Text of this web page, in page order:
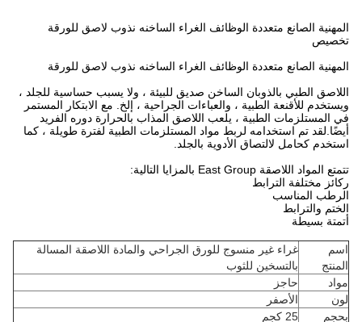
المهنية الصانع متعددة الوظائف الغراء الساخنه نذوب لاصق للورقة
تخصيص
المهنية الصانع متعددة الوظائف الغراء الساخنه نذوب لاصق للورقة
اللاصق الطبي بالذوبان الساخن صديق للبيئة ، ولا يسبب حساسية للجلد ،
ويستخدم للأقنعة الطبية ، والعباءات الجراحية ، إلخ. مع الابتكار المستمر
في المستلزمات الطبية ، يلعب اللاصق المذاب بالحرارة دوره الفريد
أيضًا.لقد تم استخدامه لربط مواد المستلزمات الطبية لفترة طويلة ، كما
استخدم كحامل لالتصاق الأدوية بالجلد.
تتمتع المواد اللاصقة East Group بالمزايا التالية:
ركائز مختلفة الترابط
الرطب المناسب
الختم والترابط
أتمتة بسيطة
اسم
المنتج
غراء غير منسوج للورق الجراحي والمادة اللاصقة المسالة
بالتسخين للثوب
مواد
حاجز
لون
الأصفر
بحجم
25 كجم